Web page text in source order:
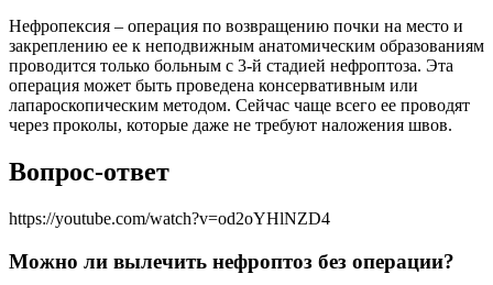
Нефропексия – операция по возвращению почки на место и
закреплению ее к неподвижным анатомическим образованиям
проводится только больным с 3-й стадией нефроптоза. Эта
операция может быть проведена консервативным или
лапароскопическим методом. Сейчас чаще всего ее проводят
через проколы, которые даже не требуют наложения швов.
Вопрос-ответ
https://youtube.com/watch?v=od2oYHlNZD4
Можно ли вылечить нефроптоз без операции?